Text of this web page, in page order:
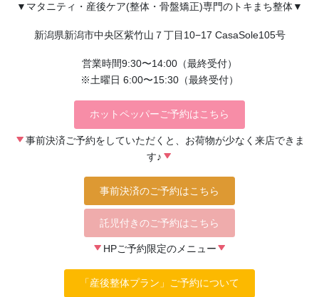
▼マタニティ・産後ケア(整体・骨盤矯正)専門のトキまち整体▼
新潟県新潟市中央区紫竹山７丁目10−17 CasaSole105号
営業時間9:30〜14:00（最終受付）
※土曜日 6:00〜15:30（最終受付）
ホットペッパーご予約はこちら
事前決済ご予約をしていただくと、お荷物が少なく来店できま
す♪
事前決済のご予約はこちら
託児付きのご予約はこちら
HPご予約限定のメニュー
「産後整体プラン」ご予約について